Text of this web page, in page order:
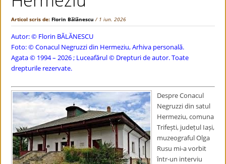
Articol scris de:Florin Bălănescu / 1 iun. 2026
Autor: © Florin BĂLĂNESCU
Foto: © Conacul Negruzzi din Hermeziu, Arhiva personală.
Agata © 1994 – 2026 ; Luceafărul © Drepturi de autor. Toate
drepturile rezervate.
Despre Conacul
Negruzzi din satul
Hermeziu, comuna
Trifești, județul Iași,
muzeograful Olga
Rusu mi-a vorbit
într-un interviu